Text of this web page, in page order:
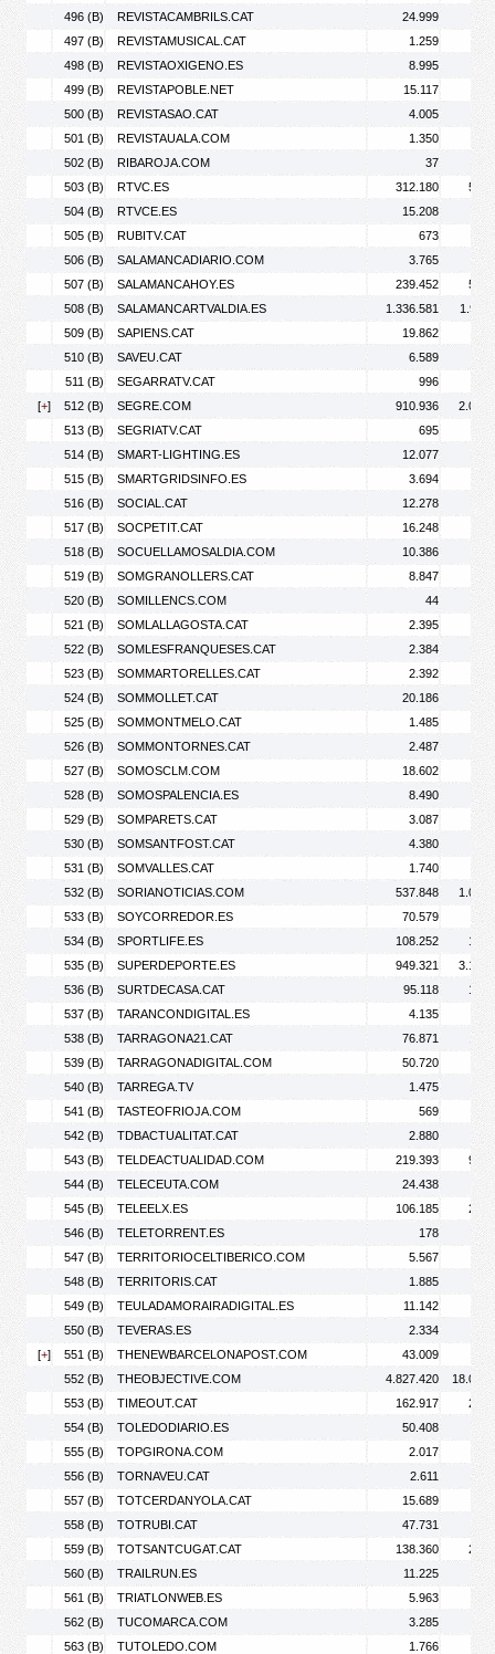
496 (B)
REVISTACAMBRILS.CAT 24.999
497 (B)
REVISTAMUSICAL.CAT 1.259
498 (B)
REVISTAOXIGENO.ES 8.995
499 (B)
REVISTAPOBLE.NET 15.117
500 (B)
REVISTASAO.CAT 4.005
501 (B)
REVISTAUALA.COM 1.350
502 (B)
RIBAROJA.COM
37
503 (B)
RTVC.ES 312.180
504 (B)
RTVCE.ES 15.208
505 (B)
RUBITV.CAT 673
506 (B)
SALAMANCADIARIO.COM 3.765
507 (B)
SALAMANCAHOY.ES 239.452
508 (B)
SALAMANCARTVALDIA.ES 1.336.581
509 (B)
SAPIENS.CAT 19.862
510 (B)
SAVEU.CAT 6.589
511 (B)
SEGARRATV.CAT 996
[+] 512 (B) SEGRE.COM 910.936
513 (B)
SEGRIATV.CAT 695
514 (B)
SMART-LIGHTING.ES 12.077
515 (B)
SMARTGRIDSINFO.ES 3.694
516 (B)
SOCIAL.CAT 12.278
517 (B)
SOCPETIT.CAT 16.248
518 (B)
SOCUELLAMOSALDIA.COM 10.386
519 (B)
SOMGRANOLLERS.CAT 8.847
520 (B)
SOMILLENCS.COM
44
521 (B)
SOMLALLAGOSTA.CAT 2.395
522 (B)
SOMLESFRANQUESES.CAT 2.384
523 (B)
SOMMARTORELLES.CAT 2.392
524 (B)
SOMMOLLET.CAT 20.186
525 (B)
SOMMONTMELO.CAT 1.485
526 (B)
SOMMONTORNES.CAT 2.487
527 (B)
SOMOSCLM.COM 18.602
528 (B)
SOMOSPALENCIA.ES 8.490
529 (B)
SOMPARETS.CAT 3.087
530 (B)
SOMSANTFOST.CAT 4.380
531 (B)
SOMVALLES.CAT 1.740
532 (B)
SORIANOTICIAS.COM 537.848
533 (B)
SOYCORREDOR.ES 70.579
534 (B)
SPORTLIFE.ES 108.252
535 (B)
SUPERDEPORTE.ES 949.321
536 (B)
SURTDECASA.CAT 95.118
537 (B)
TARANCONDIGITAL.ES 4.135
538 (B)
TARRAGONA21.CAT 76.871
539 (B)
TARRAGONADIGITAL.COM 50.720
540 (B)
TARREGA.TV 1.475
541 (B)
TASTEOFRIOJA.COM 569
542 (B)
TDBACTUALITAT.CAT 2.880
543 (B)
TELDEACTUALIDAD.COM 219.393
544 (B)
TELECEUTA.COM 24.438
545 (B)
TELEELX.ES 106.185
546 (B)
TELETORRENT.ES 178
547 (B)
TERRITORIOCELTIBERICO.COM 5.567
548 (B)
TERRITORIS.CAT 1.885
549 (B)
TEULADAMORAIRADIGITAL.ES 11.142
550 (B)
TEVERAS.ES 2.334
[+] 551 (B) THENEWBARCELONAPOST.COM 43.009
552 (B)
THEOBJECTIVE.COM 4.827.420
553 (B)
TIMEOUT.CAT 162.917
554 (B)
TOLEDODIARIO.ES 50.408
555 (B)
TOPGIRONA.COM 2.017
556 (B)
TORNAVEU.CAT 2.611
557 (B)
TOTCERDANYOLA.CAT 15.689
558 (B)
TOTRUBI.CAT 47.731
559 (B)
TOTSANTCUGAT.CAT 138.360
560 (B)
TRAILRUN.ES 11.225
561 (B)
TRIATLONWEB.ES 5.963
562 (B)
TUCOMARCA.COM 3.285
563 (B)
TUTOLEDO.COM 1.766